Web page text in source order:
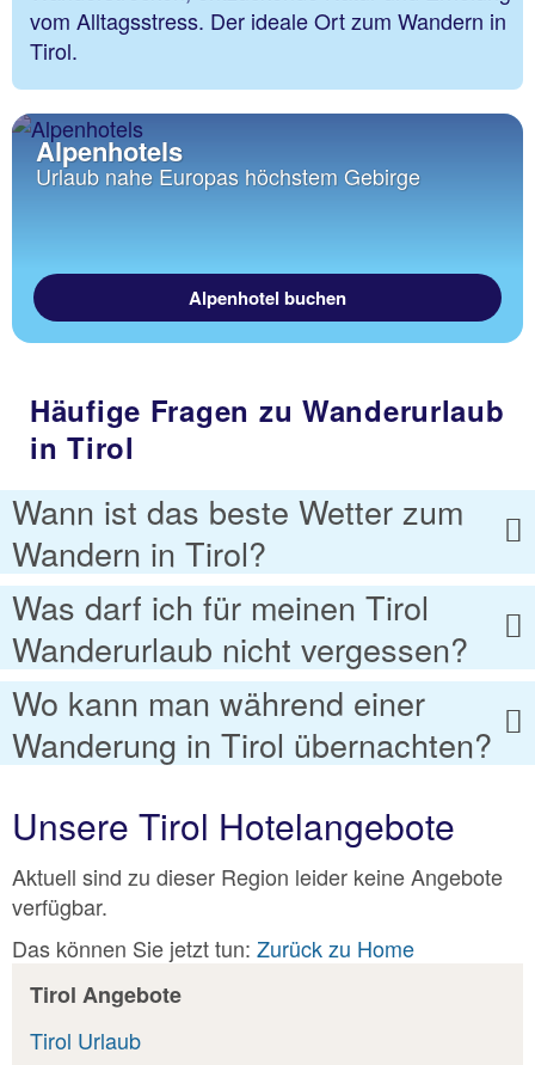
vom Alltagsstress. Der ideale Ort zum Wandern in
Tirol.
Alpenhotels
Urlaub nahe Europas höchstem Gebirge
Alpenhotel buchen
Häufige Fragen zu Wanderurlaub
in Tirol
Wann ist das beste Wetter zum
Wandern in Tirol?
Was darf ich für meinen Tirol
Wanderurlaub nicht vergessen?
Wo kann man während einer
Wanderung in Tirol übernachten?
Unsere Tirol Hotelangebote
Aktuell sind zu dieser Region leider keine Angebote
verfügbar.
Das können Sie jetzt tun: Zurück zu Home
Tirol Angebote
Tirol Urlaub